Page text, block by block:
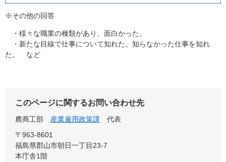
※その他の回答
・様々な職業の種類があり、面白かった。
・新たな目線で仕事について知れた。知らなかった仕事を知れ
た。 など
このページに関するお問い合わせ先
農商工部 産業雇用政策課
代表
〒963-8601
福島県郡山市朝日一丁目23-7
本庁舎1階